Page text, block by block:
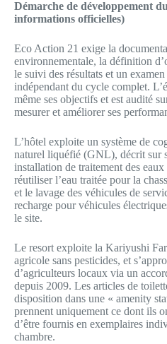
Démarche de développement
informations officielles)
Eco Action 21 exige la
environnementale, la définition
le suivi des résultats et un
indépendant du cycle complet.
même ses objectifs et est audité
mesurer et améliorer ses
L’hôtel exploite un système de
naturel liquéfié (GNL), décrit sur
installation de traitement des eaux
réutiliser l’eau traitée pour la
et le lavage des véhicules de
recharge pour véhicules
le site.
Le resort exploite la Kariyushi
agricole sans pesticides, et
d’agriculteurs locaux via un
depuis 2009. Les articles de
disposition dans une « amenity
prennent uniquement ce dont ils
d’être fournis en exemplaires
chambre.